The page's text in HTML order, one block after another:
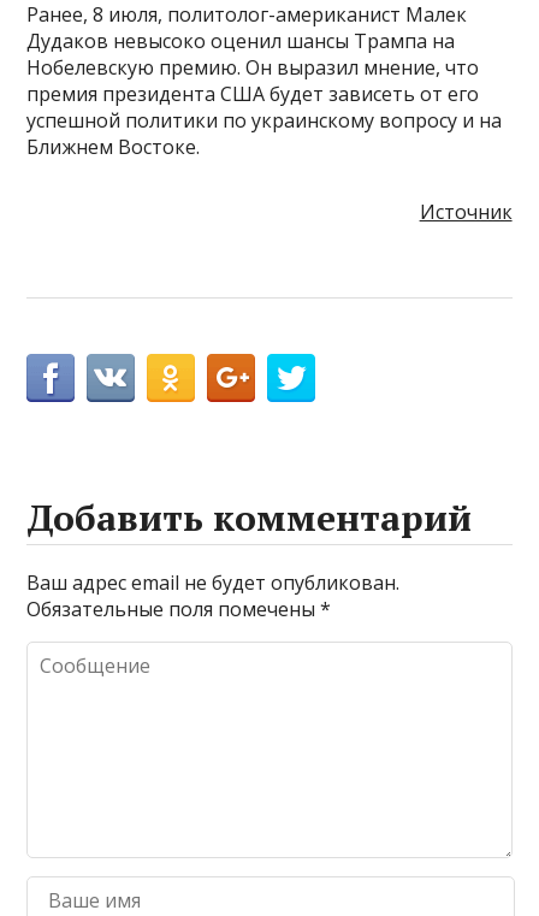
Ранее, 8 июля, политолог-американист Малек
Дудаков невысоко оценил шансы Трампа на
Нобелевскую премию. Он выразил мнение, что
премия президента США будет зависеть от его
успешной политики по украинскому вопросу и на
Ближнем Востоке.
Источник
Добавить комментарий
Ваш адрес email не будет опубликован.
Обязательные поля помечены*